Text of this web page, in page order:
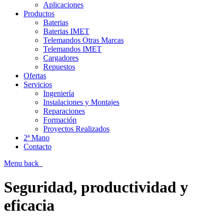
Aplicaciones
Productos
Baterias
Baterias IMET
Telemandos Otras Marcas
Telemandos IMET
Cargadores
Repuestos
Ofertas
Servicios
Ingeniería
Instalaciones y Montajes
Reparaciones
Formación
Proyectos Realizados
2ª Mano
Contacto
Menu back
Seguridad, productividad y
eficacia